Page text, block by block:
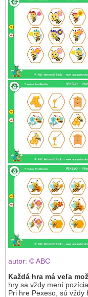
autor: © ABC
Každá hra má veľa
hry sa vždy mení
Pri hre Pexeso, sú vždy